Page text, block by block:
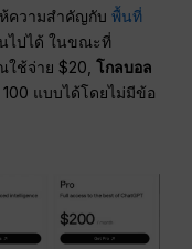
ห้ความสำคัญกับพื้นที่
ไปได้ ในขณะที่
ใช้จ่าย $20,โกลบอล
แบบได้โดยไม่มีข้อ